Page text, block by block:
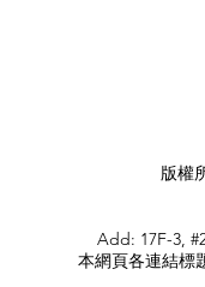
版權
Add: 17F-3,
本網頁各連結標